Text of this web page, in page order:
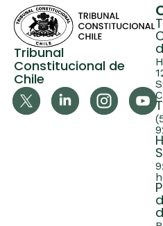
Tribunal
Constitucional de
Chile